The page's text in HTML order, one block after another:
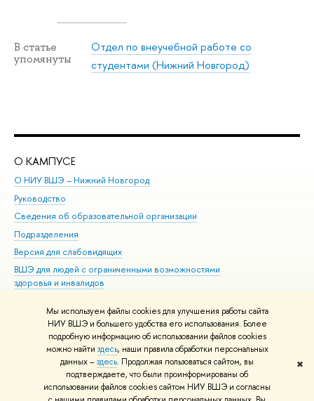
Мы используем файлы cookies для улучшения работы сайта
НИУ ВШЭ и большего удобства его использования. Более
подробную информацию об использовании файлов cookies
можно найти здесь, наши правила обработки персональных
данных –здесь. Продолжая пользоваться сайтом, вы
подтверждаете, что были проинформированы об
использовании файлов cookies сайтом НИУ ВШЭ и согласны
✖
В статье
упомянуты
Отдел по внеучебной работе со
студентами (Нижний Новгород)
О КАМПУСЕ
О НИУ ВШЭ – Нижний Новгород
Руководство
Сведения об образовательной организации
Подразделения
Версия для слабовидящих
ВШЭ для людей с ограниченными возможностями
здоровья и инвалидов
© НИУ ВШЭ 1993–2026 Адреса и контакты Условия использования